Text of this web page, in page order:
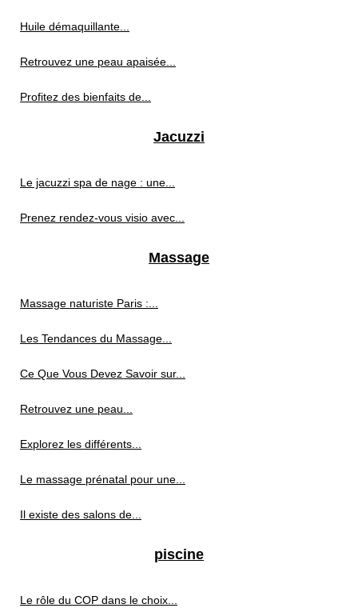
Huile démaquillante...
Retrouvez une peau apaisée...
Profitez des bienfaits de...
Jacuzzi
Le jacuzzi spa de nage : une...
Prenez rendez-vous visio avec...
Massage
Massage naturiste Paris :...
Les Tendances du Massage...
Ce Que Vous Devez Savoir sur...
Retrouvez une peau...
Explorez les différents...
Le massage prénatal pour une...
Il existe des salons de...
piscine
Le rôle du COP dans le choix...